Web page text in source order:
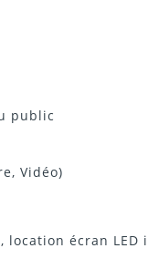
public
Vidéo)
location écran